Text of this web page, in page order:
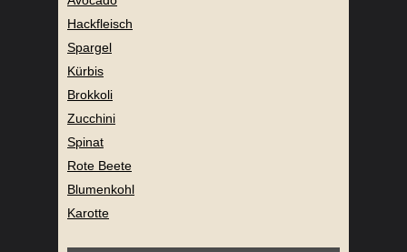
Hackfleisch
Spargel
Kürbis
Brokkoli
Zucchini
Spinat
Rote Beete
Blumenkohl
Karotte